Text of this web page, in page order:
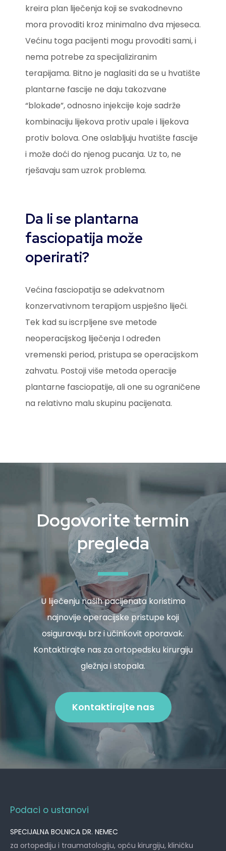
kreira plan liječenja koji se svakodnevno
mora provoditi kroz minimalno dva mjeseca.
Većinu toga pacijenti mogu provoditi sami, i
nema potrebe za specijaliziranim
terapijama. Bitno je naglasiti da se u hvatište
plantarne fascije ne daju takozvane
“blokade”, odnosno injekcije koje sadrže
kombinaciju lijekova protiv upale i lijekova
protiv bolova. One oslabljuju hvatište fascije
i može doći do njenog pucanja. Uz to, ne
rješavaju sam uzrok problema.
Da li se plantarna
fasciopatija može
operirati?
Većina fasciopatija se adekvatnom
konzervativnom terapijom uspješno liječi.
Tek kad su iscrpljene sve metode
neoperacijskog liječenja I određen
vremenski period, pristupa se operacijskom
zahvatu. Postoji više metoda operacije
plantarne fasciopatije, ali one su ograničene
na relativno malu skupinu pacijenata.
Dogovorite termin
pregleda
U liječenju naših pacijenata koristimo
najnovije operacijske pristupe koji
osiguravaju brz i učinkovit oporavak.
Kontaktirajte nas za ortopedsku kirurgiju
gležnja i stopala.
Kontaktirajte nas
Podaci o ustanovi
SPECIJALNA BOLNICA DR. NEMEC
za ortopediju i traumatologiju, opću kirurgiju, kliničku